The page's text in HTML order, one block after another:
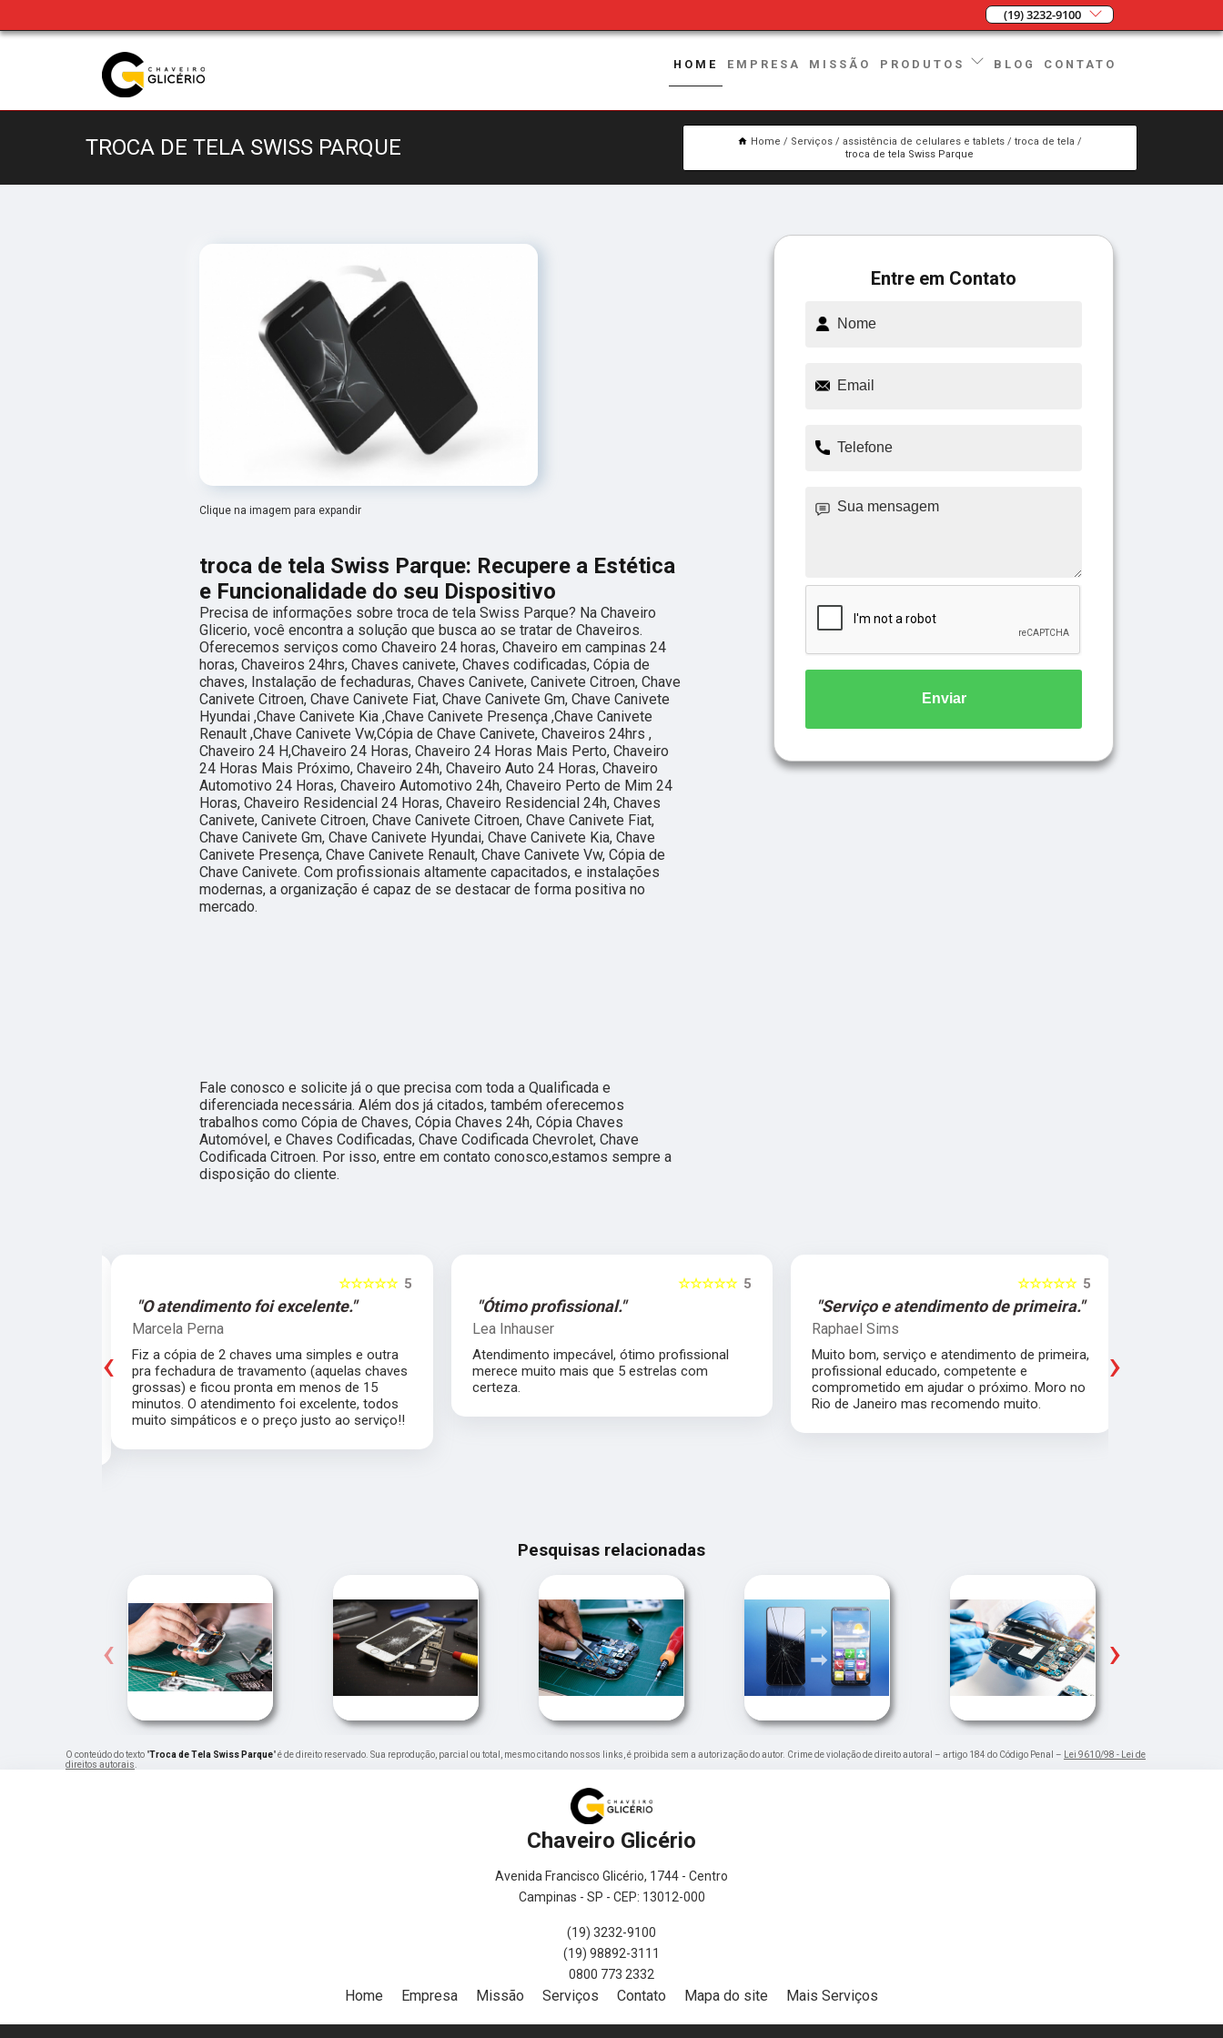
(19) 3232-9100
HOME EMPRESA MISSÃO PRODUTOS BLOG CONTATO
TROCA DE TELA SWISS PARQUE Home Serviços assistência de celulares e tablets
troca de tela
troca de tela Swiss Parque
Clique na imagem para expandir
troca de tela Swiss Parque: Recupere a Estética
e Funcionalidade do seu Dispositivo
Precisa de informações sobre troca de tela Swiss Parque? Na Chaveiro
Glicerio, você encontra a solução que busca ao se tratar de Chaveiros.
Oferecemos serviços como Chaveiro 24 horas, Chaveiro em campinas 24
horas, Chaveiros 24hrs, Chaves canivete, Chaves codificadas, Cópia de
chaves, Instalação de fechaduras, Chaves Canivete, Canivete Citroen, Chave
Canivete Citroen, Chave Canivete Fiat, Chave Canivete Gm, Chave Canivete
Hyundai ,Chave Canivete Kia ,Chave Canivete Presença ,Chave Canivete
Renault ,Chave Canivete Vw,Cópia de Chave Canivete, Chaveiros 24hrs ,
Chaveiro 24 H,Chaveiro 24 Horas, Chaveiro 24 Horas Mais Perto, Chaveiro
24 Horas Mais Próximo, Chaveiro 24h, Chaveiro Auto 24 Horas, Chaveiro
Automotivo 24 Horas, Chaveiro Automotivo 24h, Chaveiro Perto de Mim 24
Horas, Chaveiro Residencial 24 Horas, Chaveiro Residencial 24h, Chaves
Canivete, Canivete Citroen, Chave Canivete Citroen, Chave Canivete Fiat,
Chave Canivete Gm, Chave Canivete Hyundai, Chave Canivete Kia, Chave
Canivete Presença, Chave Canivete Renault, Chave Canivete Vw, Cópia de
Chave Canivete. Com profissionais altamente capacitados, e instalações
modernas, a organização é capaz de se destacar de forma positiva no
mercado.
Fale conosco e solicite já o que precisa com toda a Qualificada e
diferenciada necessária. Além dos já citados, também oferecemos
trabalhos como Cópia de Chaves, Cópia Chaves 24h, Cópia Chaves
Automóvel, e Chaves Codificadas, Chave Codificada Chevrolet, Chave
Codificada Citroen. Por isso, entre em contato conosco,estamos sempre a
disposição do cliente.
Entre em Contato
Enviar
5
☆☆☆☆☆
"O atendimento foi excelente."
Marcela Perna
Fiz a cópia de 2 chaves uma simples e outra
pra fechadura de travamento (aquelas chaves
grossas) e ficou pronta em menos de 15
minutos. O atendimento foi excelente, todos
muito simpáticos e o preço justo ao serviço!!
5
☆☆☆☆☆
"Ótimo profissional."
Lea Inhauser
Atendimento impecável, ótimo profissional
merece muito mais que 5 estrelas com
certeza.
5
☆☆☆☆☆
"Serviço e atendimento de primeira."
Raphael Sims
Muito bom, serviço e atendimento de primeira,
profissional educado, competente e
comprometido em ajudar o próximo. Moro no
Rio de Janeiro mas recomendo muito.
‹ ›
Pesquisas relacionadas
‹ ›
O conteúdo do texto "Troca de Tela Swiss Parque" é de direito reservado. Sua reprodução, parcial ou total, mesmo citando nossos links, é proibida sem a autorização do autor. Crime de violação de direito autoral – artigo 184 do Código Penal – Lei 9610/98 - Lei de
direitos autorais.
Chaveiro Glicério
Avenida Francisco Glicério, 1744 - Centro
Campinas - SP - CEP: 13012-000
(19) 3232-9100
(19) 98892-3111
0800 773 2332
Home Empresa Missão Serviços Contato Mapa do site Mais Serviços